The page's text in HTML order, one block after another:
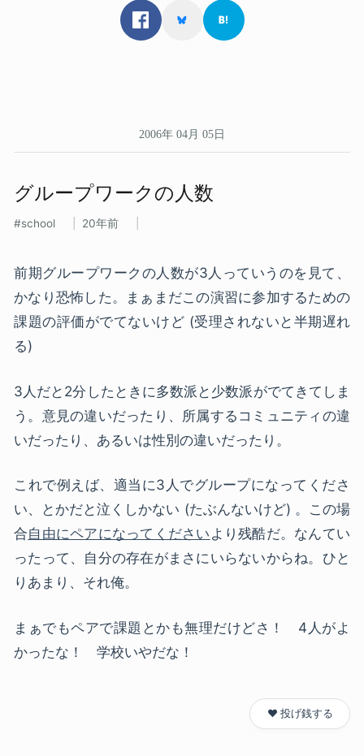
2006年 04月 05日
グループワークの​人数
school 20年前
前期グループワークの人数が3人っていうのを見て、
かなり恐怖した。まぁまだこの演習に参加するための
課題の評価がでてないけど (受理されないと半期遅れ
る)
3人だと2分したときに多数派と少数派がでてきてしま
う。意見の違いだったり、所属するコミュニティの違
いだったり、あるいは性別の違いだったり。
これで例えば、適当に3人でグループになってくださ
い、とかだと泣くしかない (たぶんないけど) 。この場
合自由にペアになってください より残酷だ。なんてい
ったって、自分の存在がまさにいらないからね。ひと
りあまり、それ俺。
まぁでもペアで課題とかも無理だけどさ！ 4人がよ
かったな！ 学校いやだな！
❤️ 投げ銭する